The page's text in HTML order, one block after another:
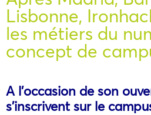
Lisbonne,
les métiers du
concept de
A l’occasion de son
s’inscrivent sur le